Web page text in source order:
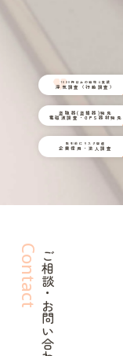
1000件以上の経験と実績
浮気調査（行動調査）
盗聴器(盗撮器)発見
電磁波調査・GPS器材発見
取引前にリスク回避
企業信用・法人調査
ご相談・お問い合わせ
Contact